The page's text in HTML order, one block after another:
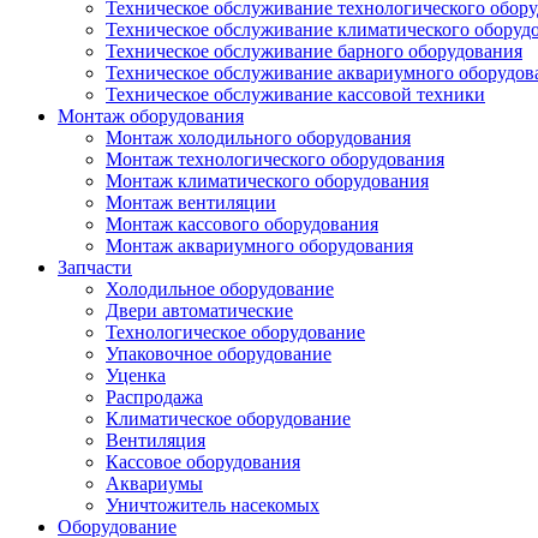
Техническое обслуживание технологического
Техническое обслуживание климатического
Техническое обслуживание барного оборудования
Техническое обслуживание аквариумного
Техническое обслуживание кассовой техники
Монтаж оборудования
Монтаж холодильного оборудования
Монтаж технологического оборудования
Монтаж климатического оборудования
Монтаж вентиляции
Монтаж кассового оборудования
Монтаж аквариумного оборудования
Запчасти
Холодильное оборудование
Двери автоматические
Технологическое оборудование
Упаковочное оборудование
Уценка
Распродажа
Климатическое оборудование
Вентиляция
Кассовое оборудования
Аквариумы
Уничтожитель насекомых
Оборудование